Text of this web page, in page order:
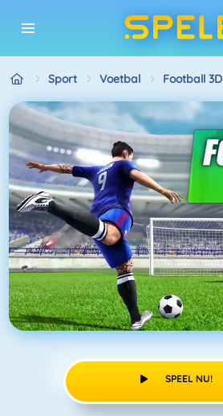
Sport Voetbal Football 3D
SPEEL NU!